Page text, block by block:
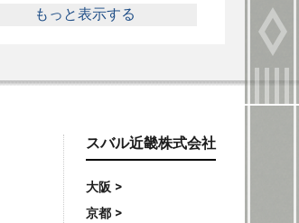
もっと表示する
スバル近畿株式会社
大阪 >
京都 >